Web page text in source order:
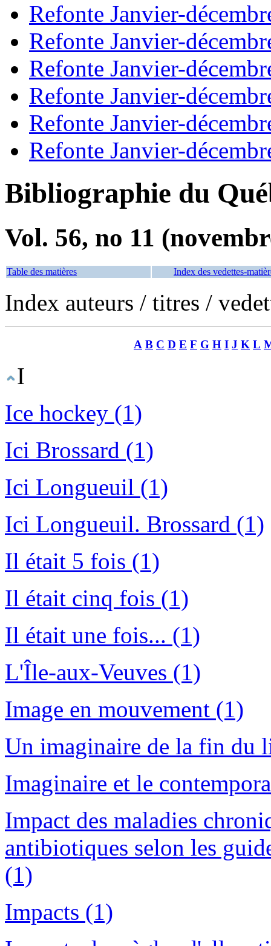
Refonte Janvier-
Refonte Janvier-
Refonte Janvier-
Refonte Janvier-
Refonte Janvier-
Refonte Janvier-
Bibliographie du
Vol. 56, no 11
Table des matières Index des vedettes-
Index auteurs / titres /
A B C D E F G H I J K L
I
Ice hockey (1)
Ici Brossard (1)
Ici Longueuil (1)
Ici Longueuil. Brossard (1)
Il était 5 fois (1)
Il était cinq fois (1)
Il était une fois... (1)
L'Île-aux-Veuves (1)
Image en mouvement (1)
Un imaginaire de la fin du
Imaginaire et le
Impact des maladies
antibiotiques selon les
(1)
Impacts (1)